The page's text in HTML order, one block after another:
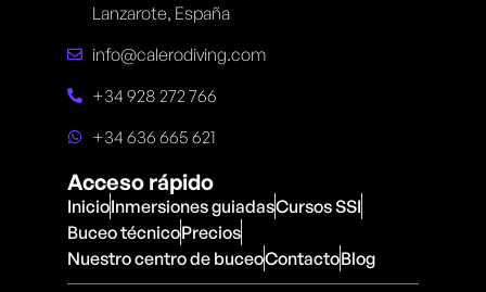
Lanzarote, España
info@calerodiving.com
+34 928 272 766
+34 636 665 621
Acceso rápido
InicioInmersiones guiadasCursos SSI
Buceo técnicoPrecios
Nuestro centro de buceoContactoBlog